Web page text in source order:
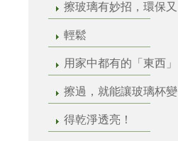
擦玻璃有妙招，環保又
輕鬆
用家中都有的「東西」
擦過，就能讓玻璃杯變
得乾淨透亮！